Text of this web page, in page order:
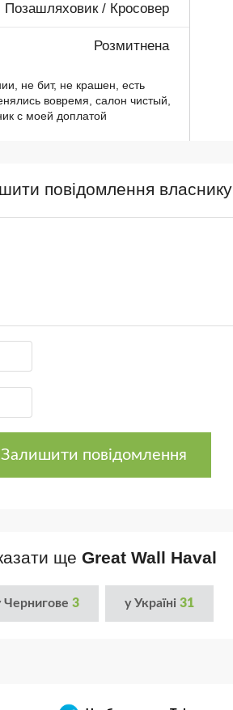
Позашляховик / Кросовер
Розмитнена
не бит, не крашен, есть
вовремя, салон чистый,
с моей доплатой
повідомлення власнику
Залишити повідомлення
ще Great Wall Haval
Чернигове 3 у Україні 31